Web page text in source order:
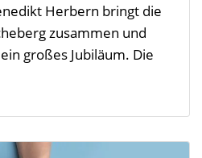
Herbern bringt die
zusammen und
großes Jubiläum. Die